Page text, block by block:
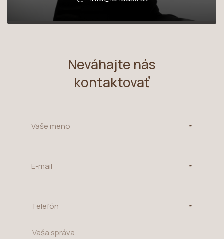
Neváhajte nás
kontaktovať
Vaše meno
E-mail
Telefón